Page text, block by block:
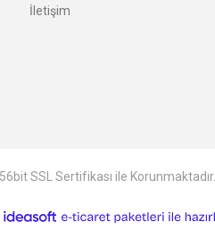
İletişim
SSL Sertifikası ile Korunmaktadır.
ideasoft
e-